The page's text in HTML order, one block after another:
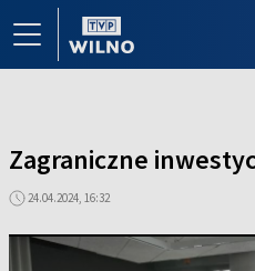
Zagraniczne
24.04.2024, 16:32